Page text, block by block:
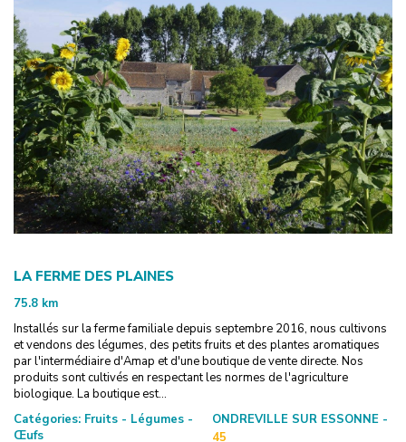
LA FERME DES PLAINES
75.8 km
Installés sur la ferme familiale depuis septembre 2016, nous cultivons
et vendons des légumes, des petits fruits et des plantes aromatiques
par l'intermédiaire d'Amap et d'une boutique de vente directe. Nos
produits sont cultivés en respectant les normes de l'agriculture
biologique. La boutique est...
Catégories: Fruits - Légumes -
Œufs
ONDREVILLE SUR ESSONNE -
45